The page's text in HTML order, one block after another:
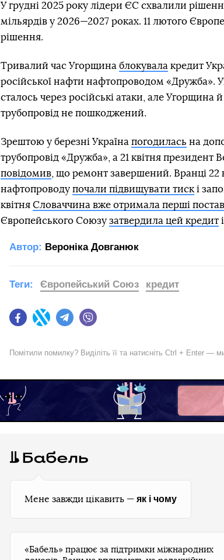
У грудні 2025 року лідери ЄС схвалили
мільярдів у 2026—2027 роках. 11 лютого
рішення.
Тривалий час Угорщина блокувала кредит
російської нафти нафтопроводом «Дружба».
сталось через російські атаки, але
трубопровід не пошкоджений.
Зрештою у березні Україна погодилась на
трубопровід «Дружба», а 21 квітня
повідомив , що ремонт завершений. Вранці 22
нафтопроводу почали підвищувати тиск і
квітня Словаччина вже отримала перші
Європейського Союзу затвердила цей кредит
Автор: Вероніка Довганюк
FacebookTwitter Telegram
Теги: Європейський Союз кредит
Помітили помилку? Виділіть її та натисніть Ctrl + Enter —
Мене завжди цікавить — як і чому
«Бабель» працює за підтримки міжнародних